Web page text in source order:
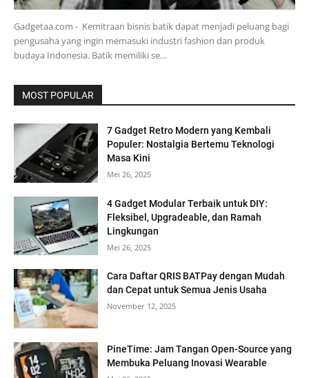
Gadgetaa.com - Kemitraan bisnis batik dapat menjadi peluang bagi
pengusaha yang ingin memasuki industri fashion dan produk
budaya Indonesia. Batik memiliki se…
MOST POPULAR
7 Gadget Retro Modern yang Kembali
Populer: Nostalgia Bertemu Teknologi
Masa Kini
Mei 26, 2025
4 Gadget Modular Terbaik untuk DIY:
Fleksibel, Upgradeable, dan Ramah
Lingkungan
Mei 26, 2025
Cara Daftar QRIS BATPay dengan Mudah
dan Cepat untuk Semua Jenis Usaha
November 12, 2025
PineTime: Jam Tangan Open-Source yang
Membuka Peluang Inovasi Wearable